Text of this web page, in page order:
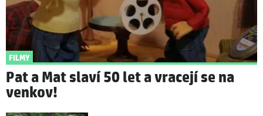
FILMY
Pat a Mat slaví 50 let a vracejí se na
venkov!